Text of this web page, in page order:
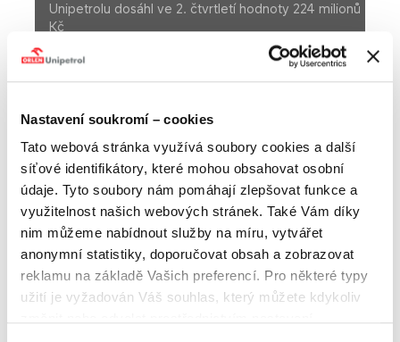
Nastavení soukromí – cookies
Tato webová stránka využívá soubory cookies a další
síťové identifikátory, které mohou obsahovat osobní
údaje. Tyto soubory nám pomáhají zlepšovat funkce a
využitelnost našich webových stránek. Také Vám díky
nim můžeme nabídnout služby na míru, vytvářet
anonymní statistiky, doporučovat obsah a zobrazovat
reklamu na základě Vašich preferencí. Pro některé typy
užití je vyžadován Váš souhlas, který můžete kdykoliv
Unipetrolu dosáhl ve 2. čtvrtletí hodnoty 224 milionů
Kč
Velikost textu
A A
MÉDIA
Tiskové zprávy Fotogalerie
Kontakt na tiskové oddělení
Provozní zisk Unipetrolu
dosáhl ve 2. čtvrtletí